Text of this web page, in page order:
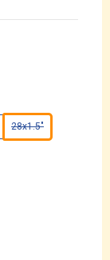
28x1.5"